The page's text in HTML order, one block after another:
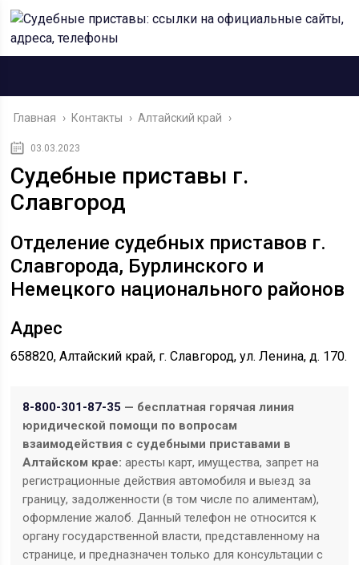
Главная › Контакты › Алтайский край ›
03.03.2023
Судебные приставы г.
Славгород
Отделение судебных приставов г.
Славгорода, Бурлинского и
Немецкого национального районов
Адрес
658820, Алтайский край, г. Славгород, ул. Ленина, д. 170.
8-800-301-87-35 — бесплатная горячая линия
юридической помощи по вопросам
взаимодействия с судебными приставами в
Алтайском крае: аресты карт, имущества, запрет на
регистрационные действия автомобиля и выезд за
границу, задолженности (в том числе по алиментам),
оформление жалоб. Данный телефон не относится к
органу государственной власти, представленному на
странице, и предназначен только для консультации с